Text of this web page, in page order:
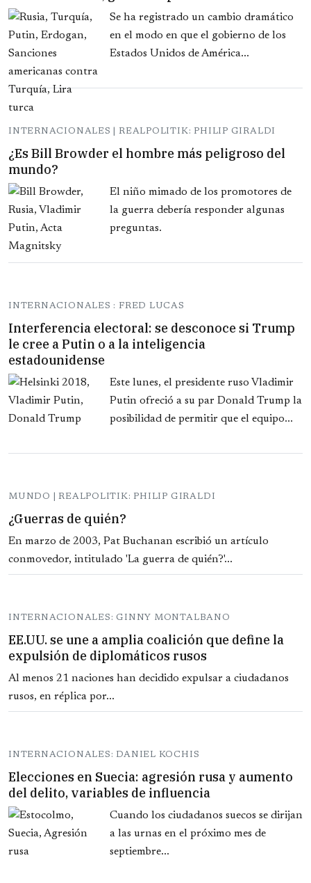
Se ha registrado un cambio dramático
en el modo en que el gobierno de los
Estados Unidos de América...
INTERNACIONALES | REALPOLITIK: PHILIP GIRALDI
¿Es Bill Browder el hombre más peligroso del
mundo?
El niño mimado de los promotores de
la guerra debería responder algunas
preguntas.
INTERNACIONALES : FRED LUCAS
Interferencia electoral: se desconoce si Trump
le cree a Putin o a la inteligencia
estadounidense
Este lunes, el presidente ruso Vladimir
Putin ofreció a su par Donald Trump la
posibilidad de permitir que el equipo...
MUNDO | REALPOLITIK: PHILIP GIRALDI
¿Guerras de quién?
En marzo de 2003, Pat Buchanan escribió un artículo
conmovedor, intitulado 'La guerra de quién?'...
INTERNACIONALES: GINNY MONTALBANO
EE.UU. se une a amplia coalición que define la
expulsión de diplomáticos rusos
Al menos 21 naciones han decidido expulsar a ciudadanos
rusos, en réplica por...
INTERNACIONALES: DANIEL KOCHIS
Elecciones en Suecia: agresión rusa y aumento
del delito, variables de influencia
Cuando los ciudadanos suecos se dirijan
a las urnas en el próximo mes de
septiembre...